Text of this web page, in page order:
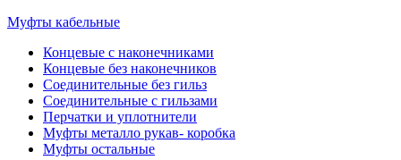
Муфты кабельные
Концевые с наконечниками
Концевые без наконечников
Соединительные без гильз
Соединительные с гильзами
Перчатки и уплотнители
Муфты металло рукав- коробка
Муфты остальные